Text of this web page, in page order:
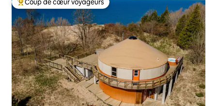
Coups de cœur voyageurs les plus appréciés
Coup de cœur voyageurs